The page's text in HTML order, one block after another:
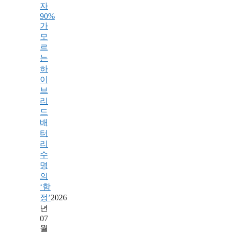
자
90%
가
모
르
는
하
이
브
리
드
배
터
리
수
명
의
‘함
정’2026
년
07
월